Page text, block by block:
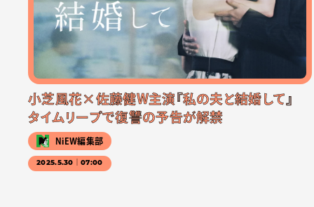
小芝風花×佐藤健W主演『私の夫と結婚して』
タイムリープで復讐の予告が解禁
NiEW編集部
2025.5.30｜07:00